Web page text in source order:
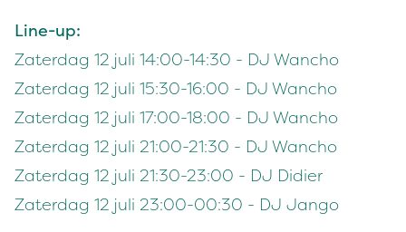
Line-up:
Zaterdag 12 juli 14:00-14:30 - DJ Wancho
Zaterdag 12 juli 15:30-16:00 - DJ Wancho
Zaterdag 12 juli 17:00-18:00 - DJ Wancho
Zaterdag 12 juli 21:00-21:30 - DJ Wancho
Zaterdag 12 juli 21:30-23:00 - DJ Didier
Zaterdag 12 juli 23:00-00:30 - DJ Jango